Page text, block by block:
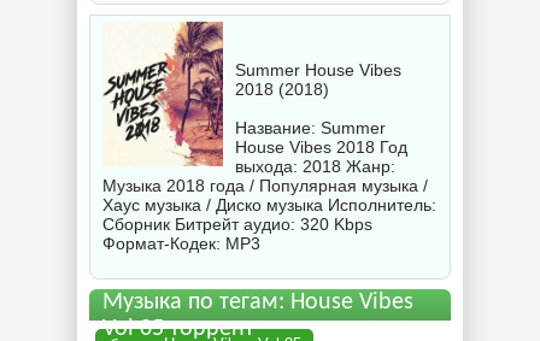
Summer House Vibes
2018 (2018)
Название: Summer
House Vibes 2018 Год
выхода: 2018 Жанр:
Музыка 2018 года / Популярная музыка /
Хаус музыка / Диско музыка Исполнитель:
Сборник Битрейт аудио: 320 Kbps
Формат-Кодек: MP3
Музыка по тегам: House Vibes
Vol 05 торрент